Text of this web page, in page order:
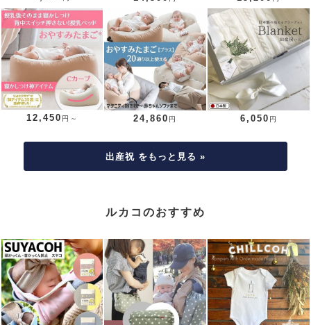
12,450 円～ 24,860 円 6,050 円
出産祝 をもっと見る »
ルカコのおすすめ